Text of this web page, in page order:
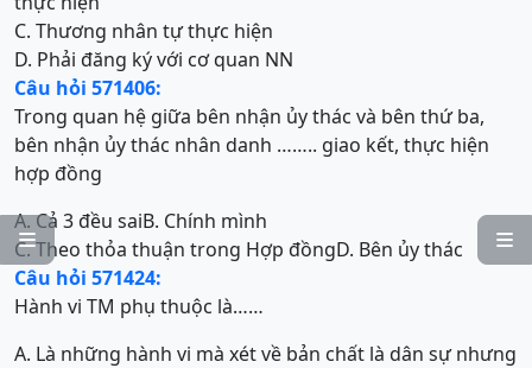


C. Thương nhân tự thực hiện
D. Phải đăng ký với cơ quan NN
Câu hỏi 571406:
Trong quan hệ giữa bên nhận ủy thác và bên thứ ba,
bên nhận ủy thác nhân danh …….. giao kết, thực hiện
hợp đồng
A. Cả 3 đều saiB. Chính mình
C. Theo thỏa thuận trong Hợp đồngD. Bên ủy thác
Câu hỏi 571424:
Hành vi TM phụ thuộc là……
A. Là những hành vi mà xét về bản chất là dân sự nhưng